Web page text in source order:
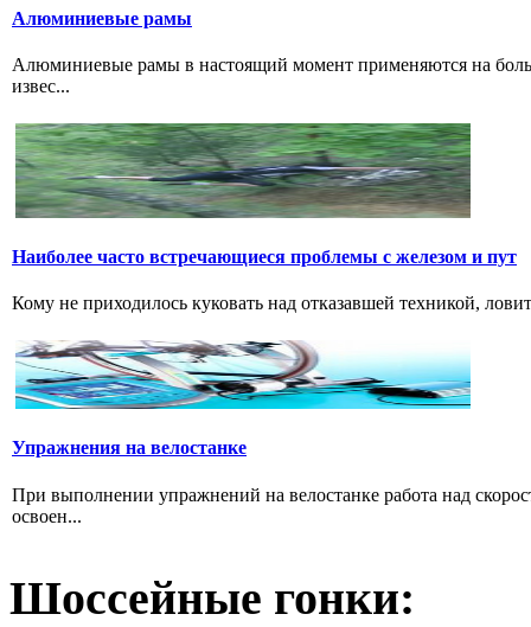
Алюминиевые рамы
Алюминиевые рамы в настоящий момент применяются на
извес...
Наиболее часто встречающиеся проблемы с железом и пут
Кому не приходилось куковать над отказавшей техникой,
Упражнения на велостанке
При выполнении упражнений на велостанке работа над
освоен...
Шоссейные гонки: